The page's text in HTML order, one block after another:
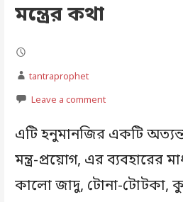
মন্ত্রের কথা
tantraprophet
Leave a comment
এটি হনুমানজির একটি
মন্ত্র-প্রয়োগ, এর ব্যবহারের
কালো জাদু, টোনা-টোটকা,